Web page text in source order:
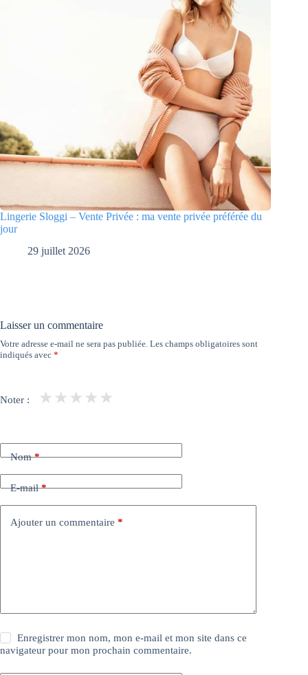
Lingerie Sloggi – Vente Privée : ma vente privée préférée du
jour
29 juillet 2026
Laisser un commentaire
Votre adresse e-mail ne sera pas publiée. Les champs obligatoires sont
indiqués avec *
Noter : ★
★
★
★
★
Nom*
E-mail*
Ajouter un commentaire *
Enregistrer mon nom, mon e-mail et mon site dans ce
navigateur pour mon prochain commentaire.